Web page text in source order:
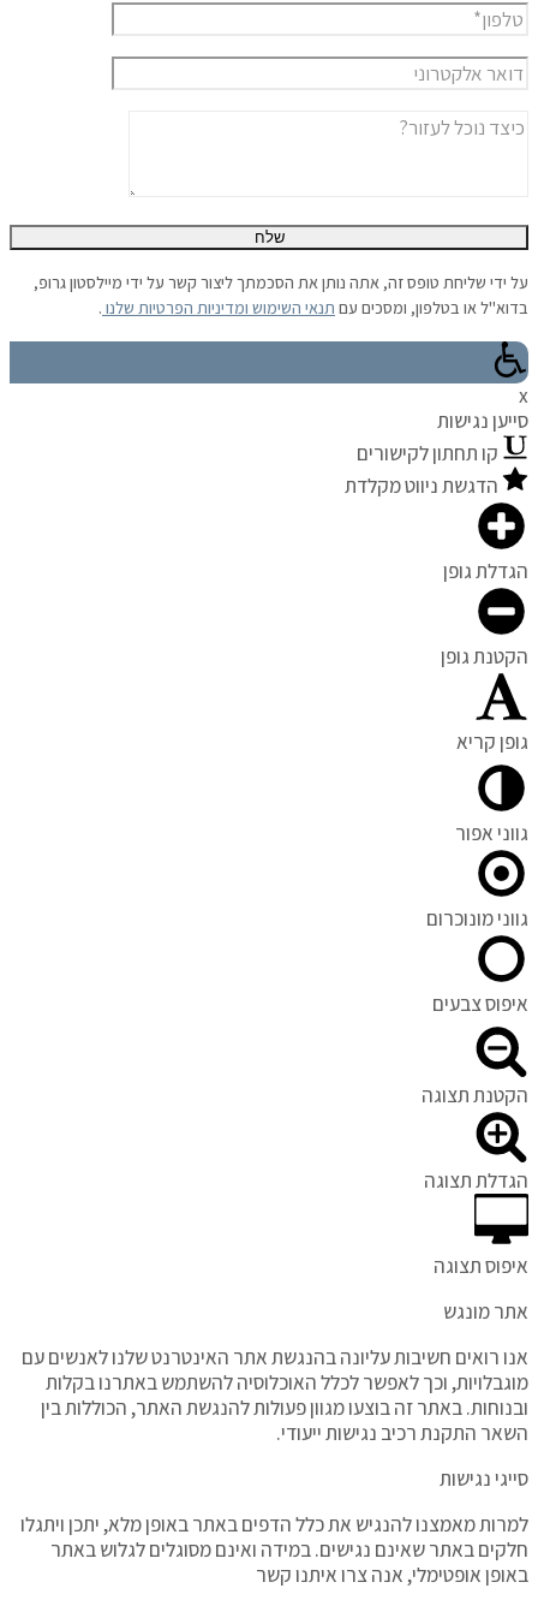
על ידי שליחת טופס זה, אתה נותן את הסכמתך ליצור קשר על ידי מיילסטון גרופ,
בדוא"ל או בטלפון, ומסכים עם תנאי השימוש ומדיניות הפרטיות שלנו .
x
סייען נגישות
קו תחתון לקישורים
הדגשת ניווט מקלדת
הגדלת גופן
הקטנת גופן
גופן קריא
גווני אפור
גווני מונוכרום
איפוס צבעים
הקטנת תצוגה
הגדלת תצוגה
איפוס תצוגה
אתר מונגש
אנו רואים חשיבות עליונה בהנגשת אתר האינטרנט שלנו לאנשים עם
מוגבלויות, וכך לאפשר לכלל האוכלוסיה להשתמש באתרנו בקלות
ובנוחות. באתר זה בוצעו מגוון פעולות להנגשת האתר, הכוללות בין
השאר התקנת רכיב נגישות ייעודי.
סייגי נגישות
למרות מאמצנו להנגיש את כלל הדפים באתר באופן מלא, יתכן ויתגלו
חלקים באתר שאינם נגישים. במידה ואינם מסוגלים לגלוש באתר
באופן אופטימלי, אנה צרו איתנו קשר